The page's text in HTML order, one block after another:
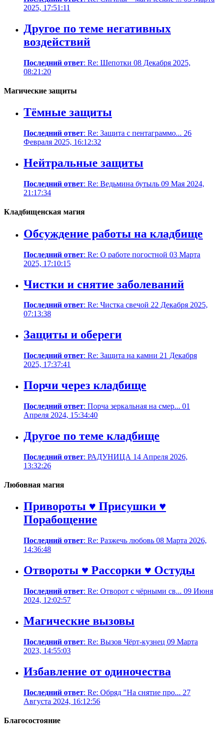
2025, 17:51:11
Другое по теме негативных
воздействий
Последний ответ: Re: Шепотки 08 Декабря 2025,
08:21:20
Магические защиты
Тёмные защиты
Последний ответ: Re: Защита с пентаграммо... 26
Февраля 2025, 16:12:32
Нейтральные защиты
Последний ответ: Re: Ведьмина бутыль 09 Мая 2024,
21:17:34
Кладбищенская магия
Обсуждение работы на кладбище
Последний ответ: Re: О работе погостной 03 Марта
2025, 17:10:15
Чистки и снятие заболеваний
Последний ответ: Re: Чистка свечой 22 Декабря 2025,
07:13:38
Защиты и обереги
Последний ответ: Re: Защита на камни 21 Декабря
2025, 17:37:41
Порчи через кладбище
Последний ответ: Порча зеркальная на смер... 01
Апреля 2024, 15:34:40
Другое по теме кладбище
Последний ответ: РАДУНИЦА 14 Апреля 2026,
13:32:26
Любовная магия
Привороты ♥ Присушки ♥
Порабощение
Последний ответ: Re: Разжечь любовь 08 Марта 2026,
14:36:48
Отвороты ♥ Рассорки ♥ Остуды
Последний ответ: Re: Отворот с чёрными св... 09 Июня
2024, 12:02:57
Магические вызовы
Последний ответ: Re: Вызов Чёрт-кузнец 09 Марта
2023, 14:55:03
Избавление от одиночества
Последний ответ: Re: Обряд "На снятие про... 27
Августа 2024, 16:12:56
Благосостояние